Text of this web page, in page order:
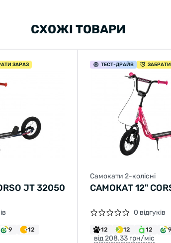
СХОЖІ ТОВАРИ
ЗАРАЗ
JT 32050
9 12
ТЕСТ-ДРАЙВ
Самокати 2-колісні
САМОКАТ 12"
0 відгуків
12 12 12 9
від 208.33 грн/міс